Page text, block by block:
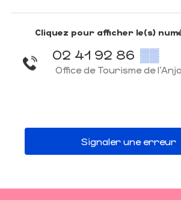
Cliquez pour afficher le(s)
02 41 92 86 ▒▒
Office de Tourisme de
Signaler une erreur